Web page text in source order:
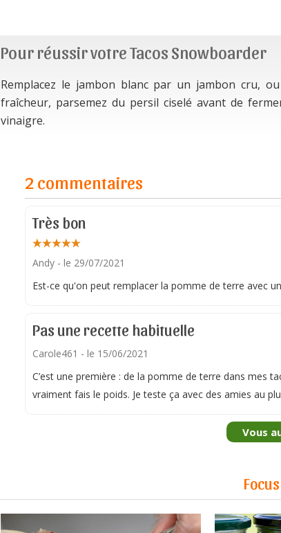
Pour réussir votre Tacos Snowboarder
Remplacez le jambon blanc par un jambon cru,
fraîcheur, parsemez du persil ciselé avant de
vinaigre.
2 commentaires
Très bon
Andy - le 29/07/2021
Est-ce qu'on peut remplacer la pomme de terre avec
Pas une recette habituelle
Carole461 - le 15/06/2021
C’est une première : de la pomme de terre dans mes
vraiment fais le poids. Je teste ça avec des amies au
Vous